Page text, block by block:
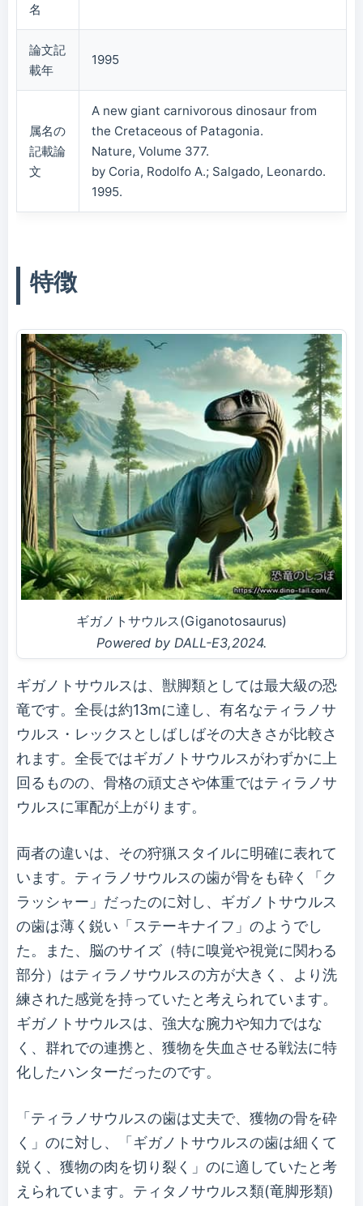
名
論文記
載年
1995
属名の
記載論
文
A new giant carnivorous dinosaur from
the Cretaceous of Patagonia.
Nature, Volume 377.
by Coria, Rodolfo A.; Salgado, Leonardo.
1995.
特徴
ギガノトサウルス(Giganotosaurus)
Powered by DALL-E3,2024.
ギガノトサウルスは、獣脚類としては最大級の恐
竜です。全長は約13mに達し、有名なティラノサ
ウルス・レックスとしばしばその大きさが比較さ
れます。全長ではギガノトサウルスがわずかに上
回るものの、骨格の頑丈さや体重ではティラノサ
ウルスに軍配が上がります。
両者の違いは、その狩猟スタイルに明確に表れて
います。ティラノサウルスの歯が骨をも砕く「ク
ラッシャー」だったのに対し、ギガノトサウルス
の歯は薄く鋭い「ステーキナイフ」のようでし
た。また、脳のサイズ（特に嗅覚や視覚に関わる
部分）はティラノサウルスの方が大きく、より洗
練された感覚を持っていたと考えられています。
ギガノトサウルスは、強大な腕力や知力ではな
く、群れでの連携と、獲物を失血させる戦法に特
化したハンターだったのです。
「ティラノサウルスの歯は丈夫で、獲物の骨を砕
く」のに対し、「ギガノトサウルスの歯は細くて
鋭く、獲物の肉を切り裂く」のに適していたと考
えられています。ティタノサウルス類(竜脚形類)